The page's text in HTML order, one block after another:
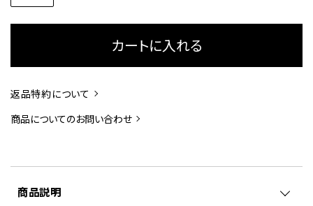
カートに入れる
返品特約について
商品についてのお問い合わせ
商品説明